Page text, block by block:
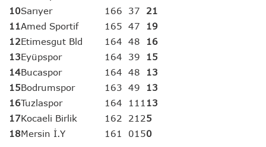
10Sarıyer 166 37
21
11Amed Sportif 165 47
19
12Etimesgut Bld 164 48
16
13Eyüpspor 164 39
15
14Bucaspor 164 48
13
15Bodrumspor 163 49
13
16Tuzlaspor 164 1 11 13
17Kocaeli Birlik 162 2 125
18Mersin İ.Y 161 0150